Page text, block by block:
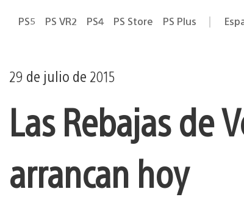
PS5 PS VR2 PS4 PS Store PS Plus
29 de julio de 2015
Las Rebajas de
arrancan hoy